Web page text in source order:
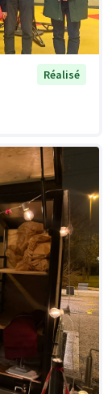
Réalisé